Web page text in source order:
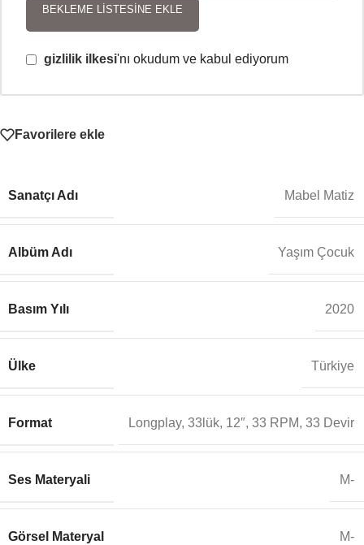
BEKLEME LISTESINE EKLE
gizlilik ilkesi'nı okudum ve kabul ediyorum
Favorilere ekle
Sanatçı Adı Mabel Matiz
Albüm Adı Yaşım Çocuk
Basım Yılı 2020
Ülke Türkiye
Format Longplay, 33lük, 12″, 33 RPM, 33 Devir
Ses Materyali M-
Görsel Materyal M-